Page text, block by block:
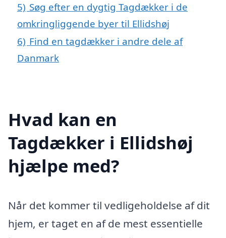
5) Søg efter en dygtig Tagdækker i de
omkringliggende byer til Ellidshøj
6) Find en tagdækker i andre dele af
Danmark
Hvad kan en
Tagdækker i Ellidshøj
hjælpe med?
Når det kommer til vedligeholdelse af dit
hjem, er taget en af de mest essentielle